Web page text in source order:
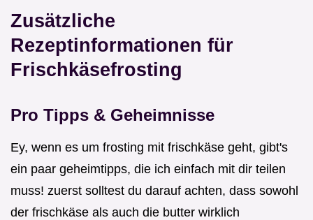
Zusätzliche
Rezeptinformationen für
Frischkäsefrosting
Pro Tipps & Geheimnisse
Ey, wenn es um frosting mit frischkäse geht, gibt's
ein paar geheimtipps, die ich einfach mit dir teilen
muss! zuerst solltest du darauf achten, dass sowohl
der frischkäse als auch die butter wirklich